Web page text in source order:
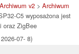
Archiwum v2 > Archiwum
C5 wyposażona jest
oraz ZigBee
07- 8)